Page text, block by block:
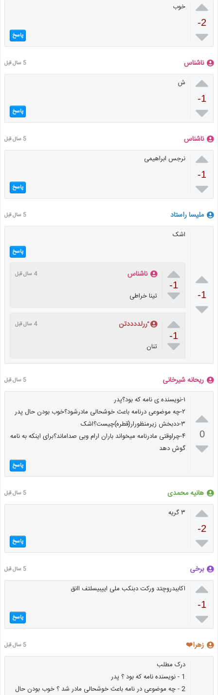

-2

خوب
پاسخ
ناشناس 5 سال قبل

-1

ش
پاسخ
ناشناس 5 سال قبل

-1

نرجس ابراهیمی
پاسخ
ملیسا راستاد 5 سال قبل

-1

اشک
پاسخ

-1

ناشناس 4 سال قبل
تینا خراطی

-1

ّررلددددتن 4 سال قبل
تنان
ریحانه شیرخانی 5 سال قبل

0

۱-نویسنده ی نامه که بود؟پدر
۲-چه موضوعی درنامه باعث خوشحالی مادرشود؟خوب بودن حال پدر
۳-ددبخش زیرمنظورار(قطره)چیست؟اشک
۴-چراوقتی مادرنامه میخواند باران ارام وبی صداماند؟برای اینکه به نامه
گوش دهد
پاسخ
هانیه محمدی 5 سال قبل

-2

۳ گریه
پاسخ
برخی 5 سال قبل

-1

اکاببدروچتد ورکت دبنکب ملی اییبیسلتف اانق
پاسخ
زهرا❤️ 5 سال قبل
درک مطلب
1 - نویسنده نامه که بود ؟ پدر
2 - چه موضوعی در نامه باعث خوشحالی مادر شد ؟ خوب بودن حال